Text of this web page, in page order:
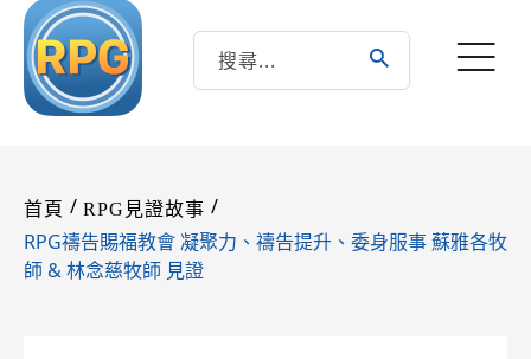
首頁 / RPG見證故事 /
RPG禱告賜福教會 凝聚力、禱告提升、委身服事 蘇雅各牧
師 & 林念慈牧師 見證